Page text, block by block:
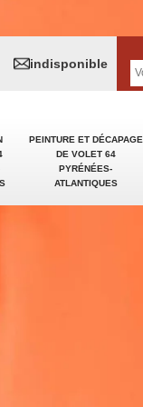
PEINTURE ET DÉCAPAGE
DE VOLET 64
PYRÉNÉES-
ATLANTIQUES
indisponible